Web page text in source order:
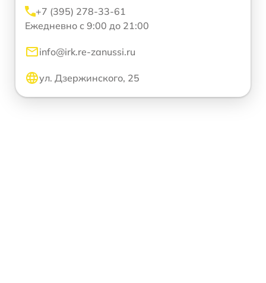
+7 (395) 278-33-61
Ежедневно с 9:00 до 21:00
info@irk.re-zanussi.ru
ул. Дзержинского, 25